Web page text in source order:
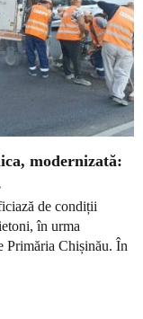
modernizată:
de condiții
în urma
Primăria Chișinău. În